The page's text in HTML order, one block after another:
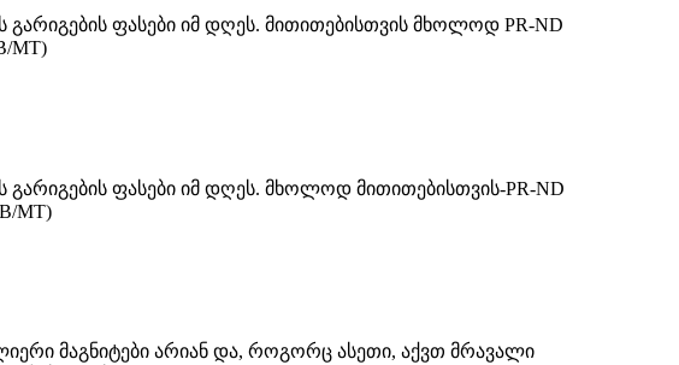
ფასები იმ დღეს. მითითებისთვის მხოლოდ PR-ND
MT)
ფასები იმ დღეს. მხოლოდ მითითებისთვის-PR-ND
MT)
მაგნიტები არიან და, როგორც ასეთი, აქვთ მრავალი